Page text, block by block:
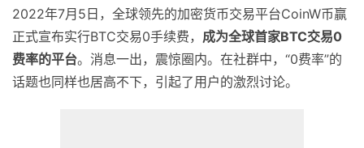
2022年7月5日，全球领先的加密货币交易平台CoinW币赢
正式宣布实行BTC交易0手续费， 成为全球首家BTC交易0
费率的平台。消息一出，震惊圈内。在社群中，“0费率”的
话题也同样也居高不下，引起了用户的激烈讨论。